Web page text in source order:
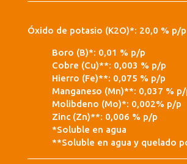
Óxido de potasio (K2O)*: 20,0 % p/p
Boro (B)*: 0,01 % p/p
Cobre (Cu)**: 0,003 % p/p
Hierro (Fe)**: 0,075 % p/p
Manganeso (Mn)**: 0,037 % p/
Molibdeno (Mo)*: 0,002% p/p
Zinc (Zn)**: 0,006 % p/p
*Soluble en agua
**Soluble en agua y quelado